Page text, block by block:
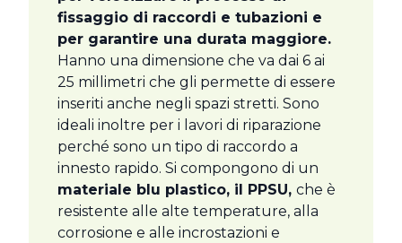
fissaggio di raccordi e tubazioni e
per garantire una durata maggiore.
Hanno una dimensione che va dai 6 ai
25 millimetri che gli permette di essere
inseriti anche negli spazi stretti. Sono
ideali inoltre per i lavori di riparazione
perché sono un tipo di raccordo a
innesto rapido. Si compongono di un
materiale blu plastico, il PPSU, che è
resistente alle alte temperature, alla
corrosione e alle incrostazioni e